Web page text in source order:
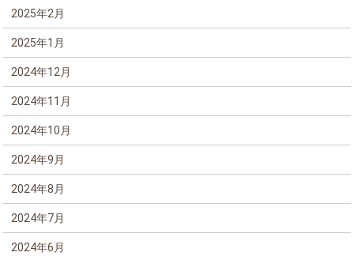
2025年2月
2025年1月
2024年12月
2024年11月
2024年10月
2024年9月
2024年8月
2024年7月
2024年6月